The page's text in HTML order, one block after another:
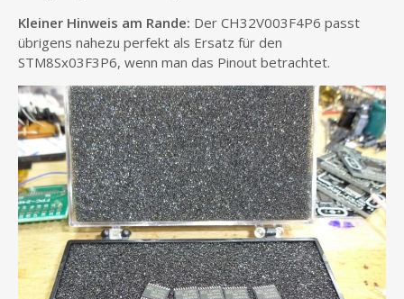
Kleiner Hinweis am Rande: Der CH32V003F4P6 passt
übrigens nahezu perfekt als Ersatz für den
STM8Sx03F3P6, wenn man das Pinout betrachtet.